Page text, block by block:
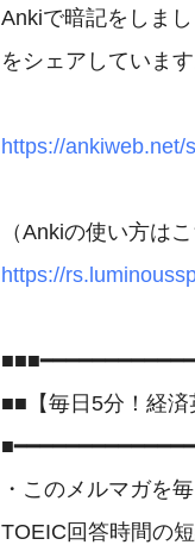
Ankiで暗記をしま
をシェアしています
https://ankiweb.net/
https://
■■【毎日5分！経
・このメルマガを
TOEIC回答時間の